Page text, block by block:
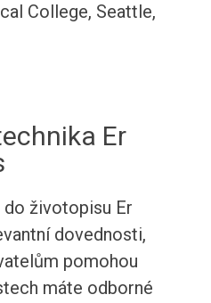
College, Seattle,
Er
životopisu Er
dovednosti,
pomohou
máte odborné